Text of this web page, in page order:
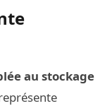
au stockage